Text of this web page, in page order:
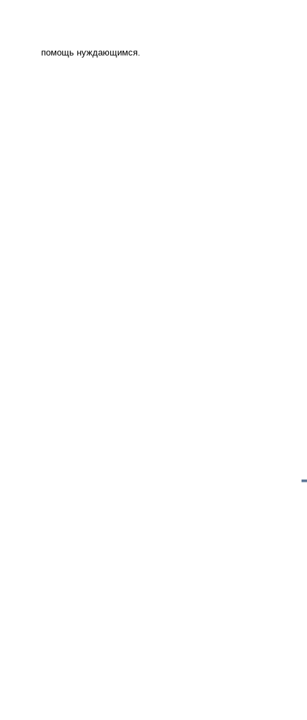
помощь нуждающимся.